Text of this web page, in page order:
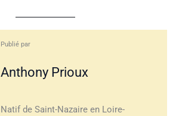
Publié par
Anthony Prioux
Natif de Saint-Nazaire en Loire-